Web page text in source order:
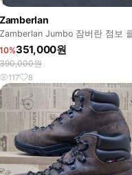
Zamberlan
Zamberlan Jumbo 잠버란 점보
식 하이킹/마운틴 부츠
10%351,000원
390,000원
117 8